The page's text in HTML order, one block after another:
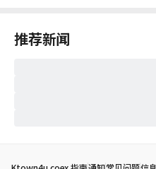
推荐新闻